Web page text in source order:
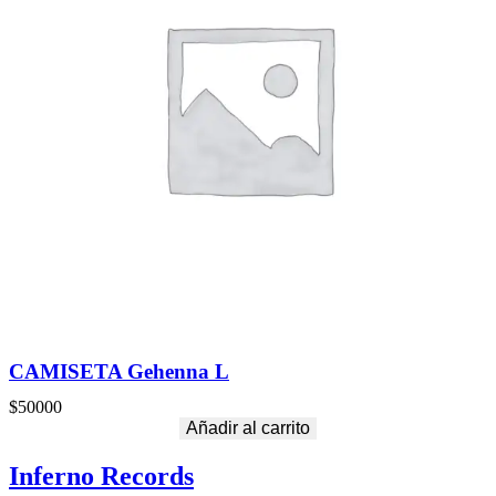
CAMISETA Gehenna L
$50000
Añadir al carrito
Inferno Records